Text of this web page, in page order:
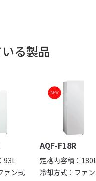
る製品
93L
ァン式
NEW
AQF-F18R
定格内容積：
冷却方式：ファ